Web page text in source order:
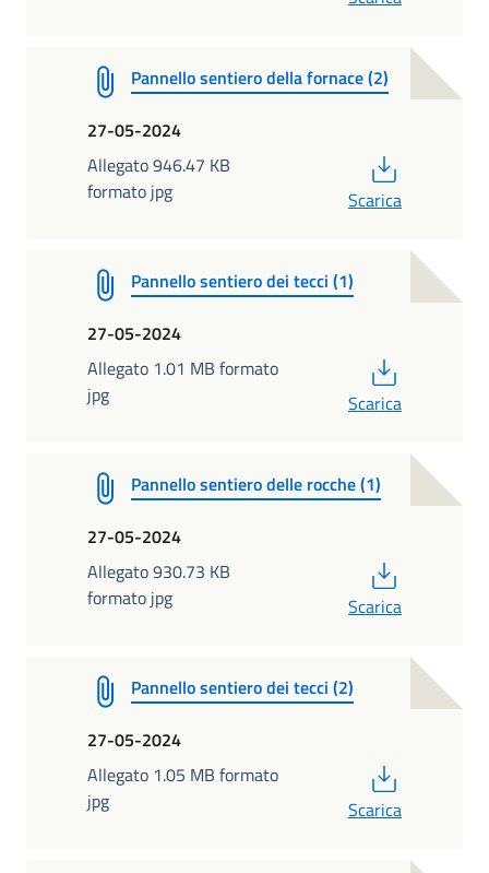
Pannello sentiero della fornace (2)
27-05-2024
Allegato 946.47 KB
formato jpg
Scarica
Pannello sentiero dei tecci (1)
27-05-2024
Allegato 1.01 MB formato
jpg
Scarica
Pannello sentiero delle rocche (1)
27-05-2024
Allegato 930.73 KB
formato jpg
Scarica
Pannello sentiero dei tecci (2)
27-05-2024
Allegato 1.05 MB formato
jpg
Scarica